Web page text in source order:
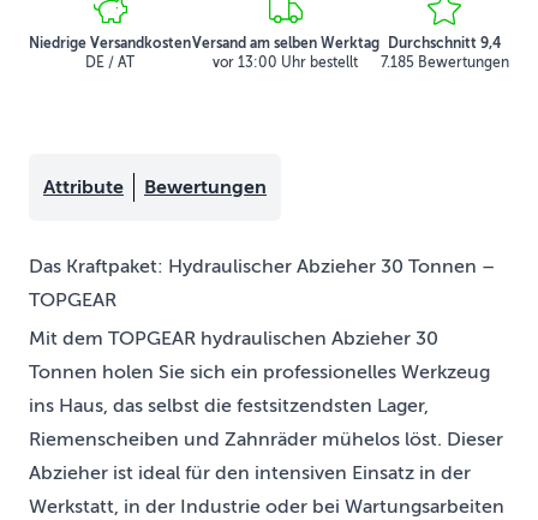
Niedrige Versandkosten
DE / AT
Versand am selben Werktag
vor 13:00 Uhr bestellt
Durchschnitt 9,4
7.185 Bewertungen
Attribute Bewertungen
Das Kraftpaket: Hydraulischer Abzieher 30 Tonnen –
TOPGEAR
Mit dem TOPGEAR hydraulischen Abzieher 30
Tonnen holen Sie sich ein professionelles Werkzeug
ins Haus, das selbst die festsitzendsten Lager,
Riemenscheiben und Zahnräder mühelos löst. Dieser
Abzieher ist ideal für den intensiven Einsatz in der
Werkstatt, in der Industrie oder bei Wartungsarbeiten